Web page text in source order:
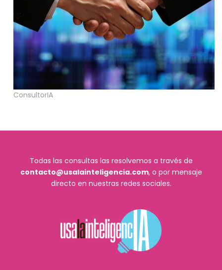
ConsultorIA
Todas las consultas las resolvemos a través de
contacto@usalainteligencia.com, o por mensaje
directo en nuestras redes sociales.